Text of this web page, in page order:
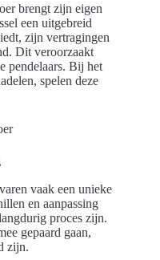
brengt zijn eigen
een uitgebreid
zijn vertragingen
Dit veroorzaakt
pendelaars. Bij het
spelen deze
vaak een unieke
en aanpassing
proces zijn.
gepaard gaan,
zijn.